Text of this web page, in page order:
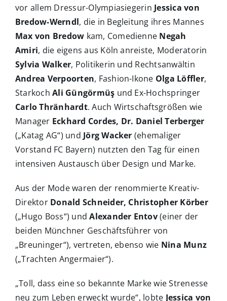
vor allem Dressur-Olympiasiegerin Jessica von
Bredow-Werndl, die in Begleitung ihres Mannes
Max von Bredow kam, Comedienne Negah
Amiri, die eigens aus Köln anreiste, Moderatorin
Sylvia Walker, Politikerin und Rechtsanwältin
Andrea Verpoorten, Fashion-Ikone Olga Löffler,
StarkochAli Güngörmüş und Ex-Hochspringer
Carlo Thränhardt. Auch Wirtschaftsgrößen wie
Manager Eckhard Cordes, Dr. Daniel Terberger
(„Katag AG“) und Jörg Wacker (ehemaliger
Vorstand FC Bayern) nutzten den Tag für einen
intensiven Austausch über Design und Marke.
Aus der Mode waren der renommierte Kreativ-
Direktor Donald Schneider, Christopher Körber
(„Hugo Boss“) undAlexander Entov(einer der
beiden Münchner Geschäftsführer von
„Breuninger“), vertreten, ebenso wie Nina Munz
(„Trachten Angermaier“).
„Toll, dass eine so bekannte Marke wie Strenesse
neu zum Leben erweckt wurde“, lobte Jessica von